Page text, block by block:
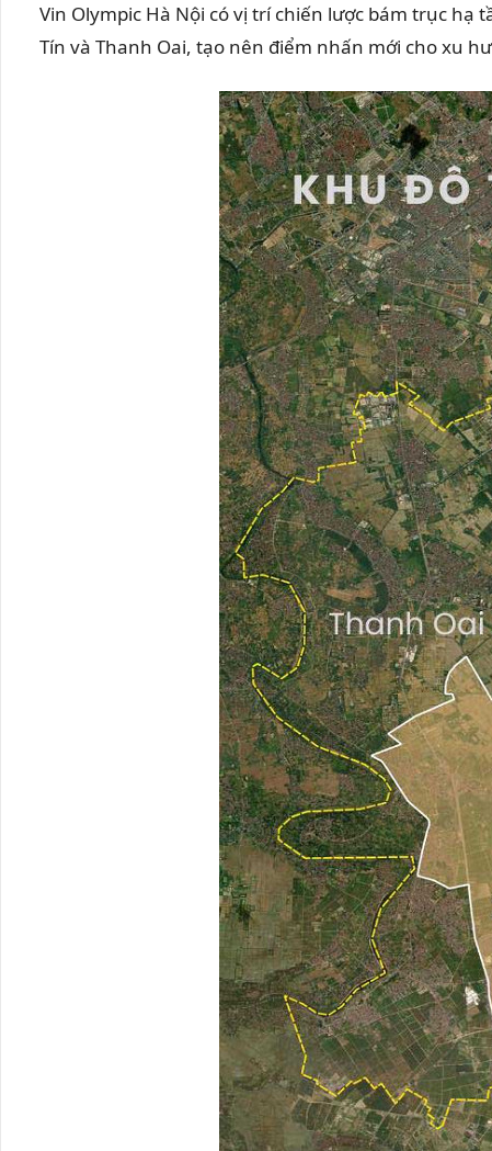
Vin Olympic Hà Nội có vị trí chiến lược bám trục
Tín và Thanh Oai, tạo nên điểm nhấn mới cho xu